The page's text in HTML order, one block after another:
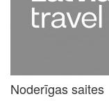
Noderīgas saites